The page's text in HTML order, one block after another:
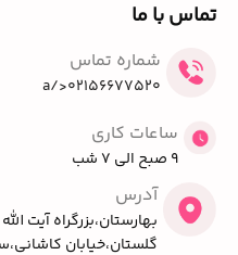
تماس با ما
شماره تماس
02156677520</a
ساعات کاری
9 صبح الی 7 شب
آدرس
بهارستان،بزرگراه آیت
گلستان،خیابان